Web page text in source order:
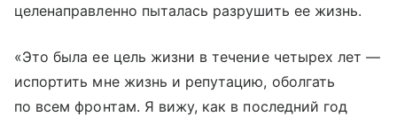
целенаправленно пыталась разрушить ее жизнь.
«Это была ее цель жизни в течение четырех лет —
испортить мне жизнь и репутацию, оболгать
по всем фронтам. Я вижу, как в последний год